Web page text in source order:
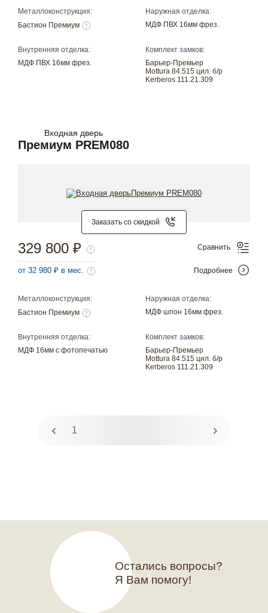
Металлоконструкция:
Бастион Премиум
Наружная отделка:
МДФ ПВХ 16мм фрез.
Внутренняя отделка:
МДФ ПВХ 16мм фрез.
Комплект замков:
Барьер-Премьер
Mottura 84.515 цил. б/р
Kerberos 111.21.309
Входная дверь
Премиум PREM080
Заказать со скидкой
Металлоконструкция:
Бастион Премиум
Наружная отделка:
МДФ шпон 16мм фрез.
Внутренняя отделка:
МДФ 16мм с фотопечатью
Комплект замков:
Барьер-Премьер
Mottura 84.515 цил. б/р
Kerberos 111.21.309
329 800 ₽
от 32 980 ₽ в мес.
Сравнить
Подробнее
1 2
Остались вопросы?
Я Вам помогу!